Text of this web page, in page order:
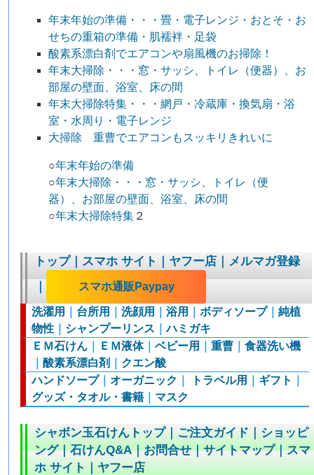
年末年始の準備・・・畳・電子レンジ・おとそ・お
せちの重箱の準備・肌襦袢・足袋
酸素系漂白剤でエアコンや扇風機のお掃除！
年末大掃除・・・窓・サッシ、トイレ（便器）、お
部屋の壁面、浴室、床の間
年末大掃除特集・・・網戸・冷蔵庫・換気扇・浴
室・水周り・電子レンジ
大掃除 重曹でエアコンもスッキリきれいに
○年末年始の準備
○年末大掃除・・・窓・サッシ、トイレ（便
器）、お部屋の壁面、浴室、床の間
○年末大掃除特集 ２
トップ｜スマホ サイト｜ヤフー店｜メルマガ登録
｜
スマホ通販Paypay
洗濯用 台所用 ｜洗顔用 ｜浴用 ｜ボディソープ｜純植
物性
シャンプーリンス ｜ハミガキ
ＥＭ石けん
ＥＭ液体｜ベビー用 ｜重曹 ｜食器洗い機
｜酸素系漂白剤
クエン酸
ハンドソープ｜オーガニック トラベル用 ギフト
グッズ・タオル・書籍
マスク
シャボン玉石けんトップ｜ご注文ガイド｜ショッピ
ング｜石けんQ&A｜お問合せ｜サイトマップ｜スマ
ホ サイト｜ヤフー店